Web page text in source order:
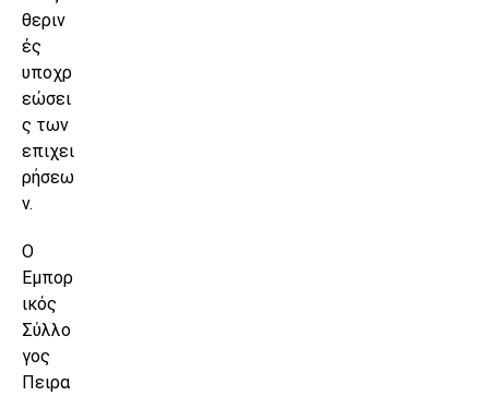
θεριν
ές
υποχρ
εώσει
ς των
επιχει
ρήσεω
ν.
Ο
Εμπορ
ικός
Σύλλο
γος
Πειρα